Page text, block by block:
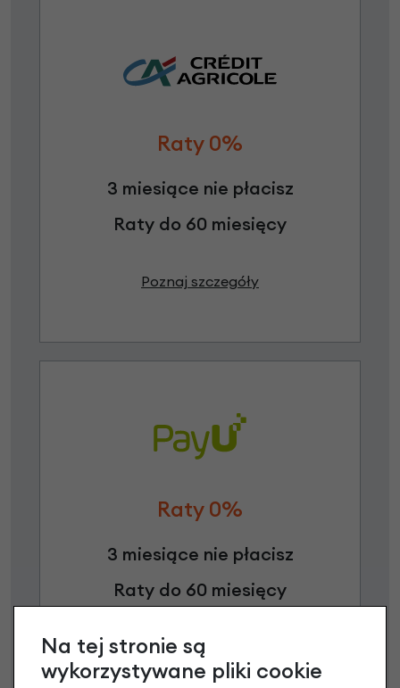
Raty 0%
3 miesiące nie płacisz
Raty do 60 miesięcy
Poznaj szczegóły
Raty 0%
3 miesiące nie płacisz
Raty do 60 miesięcy
Poznaj szczegóły
Na tej stronie są
wykorzystywane pliki cookie